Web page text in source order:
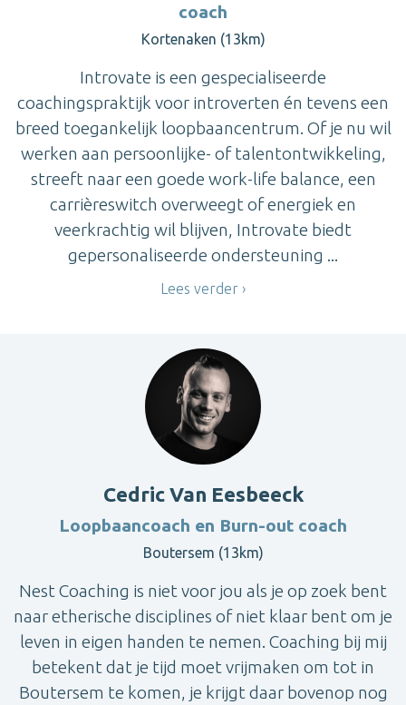
coach
Kortenaken (13km)
Introvate is een gespecialiseerde
coachingspraktijk voor introverten én tevens een
breed toegankelijk loopbaancentrum. Of je nu wil
werken aan persoonlijke- of talentontwikkeling,
streeft naar een goede work-life balance, een
carrièreswitch overweegt of energiek en
veerkrachtig wil blijven, Introvate biedt
gepersonaliseerde ondersteuning ...
Lees verder
Cedric Van Eesbeeck
Loopbaancoach en Burn-out coach
Boutersem (13km)
Nest Coaching is niet voor jou als je op zoek bent
naar etherische disciplines of niet klaar bent om je
leven in eigen handen te nemen. Coaching bij mij
betekent dat je tijd moet vrijmaken om tot in
Boutersem te komen, je krijgt daar bovenop nog